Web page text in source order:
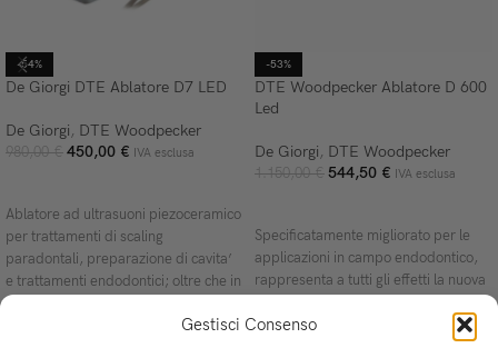
Gestisci Consenso
-54%
De Giorgi DTE Ablatore D7 LED
De Giorgi, DTE Woodpecker
980,00€ 450,00 € IVA esclusa
Ablatore ad ultrasuoni piezoceramico
per trattamenti di scaling
paradontali, preparazione di cavita’
e trattamenti endodontici; oltre che in
-53%
DTE Woodpecker Ablatore D 600
Led
De Giorgi, DTE Woodpecker
1.150,00€ 544,50 € IVA esclusa
Specificatamente migliorato per le
applicazioni in campo endodontico,
rappresenta a tutti gli effetti la nuova
– Trattamento indolore del paziente